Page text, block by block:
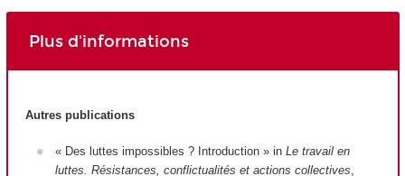
Plus d'informations
Autres publications
« Des luttes impossibles ? Introduction » in Le travail en
luttes. Résistances, conflictualités et actions collectives,